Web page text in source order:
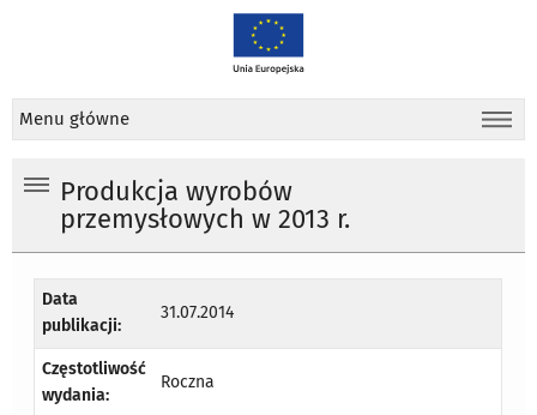
Menu główne
Produkcja wyrobów
przemysłowych w 2013 r.
Data
publikacji:
31.07.2014
Częstotliwość
wydania:
Roczna